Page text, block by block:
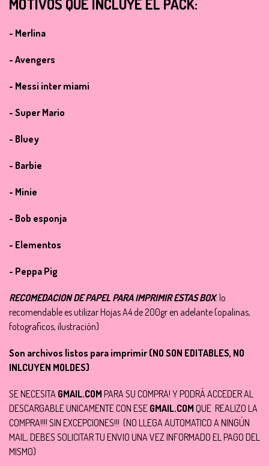
MOTIVOS QUE INCLUYE EL PACK:
- Merlina
- Avengers
- Messi inter miami
- Super Mario
- Bluey
- Barbie
- Minie
- Bob esponja
- Elementos
- Peppa Pig
RECOMEDACION DE PAPEL PARA IMPRIMIR ESTAS BOX: lo
recomendable es utilizar Hojas A4 de 200gr en adelante (opalinas,
fotograficos, ilustración)
Son archivos listos para imprimir (NO SON EDITABLES, NO
INLCUYEN MOLDES)
SE NECESITA GMAIL.COM PARA SU COMPRA! Y PODRÁ ACCEDER AL
DESCARGABLE UNICAMENTE CON ESE GMAIL.COM QUE REALIZO LA
COMPRA!!!! SIN EXCEPCIONES!!! (NO LLEGA AUTOMATICO A NINGÚN
MAIL, DEBES SOLICITAR TU ENVIO UNA VEZ INFORMADO EL PAGO DEL
MISMO)